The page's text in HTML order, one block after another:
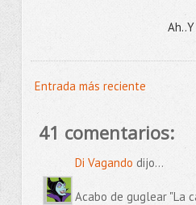
Entrada más reciente
41 comentarios:
Di Vagando dijo...
Acabo de guglear "La